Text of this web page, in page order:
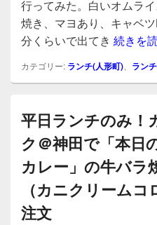
b
o
o
k
行ってみた。白いオムラ
焼き、マヨあり、キャベ
分くらいで出てき 続きを
カテゴリー: ランチ(人形町)、 ラン
平日ランチのみ！
ク＠神田で「本日
カレー」の牛バラ
（カニクリーム
注文